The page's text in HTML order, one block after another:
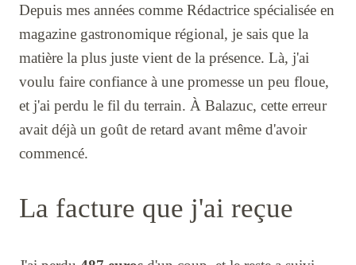
Depuis mes années comme Rédactrice spécialisée en
magazine gastronomique régional, je sais que la
matière la plus juste vient de la présence. Là, j'ai
voulu faire confiance à une promesse un peu floue,
et j'ai perdu le fil du terrain. À Balazuc, cette erreur
avait déjà un goût de retard avant même d'avoir
commencé.
La facture que j'ai reçue